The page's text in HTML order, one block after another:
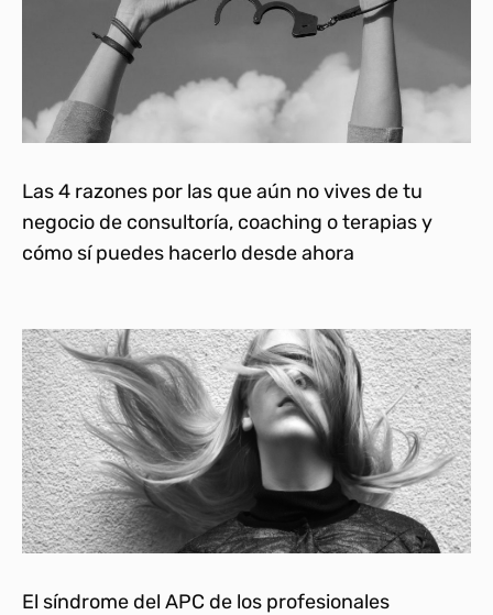
Las 4 razones por las que aún no vives de tu
negocio de consultoría, coaching o terapias y
cómo sí puedes hacerlo desde ahora
El síndrome del APC de los profesionales